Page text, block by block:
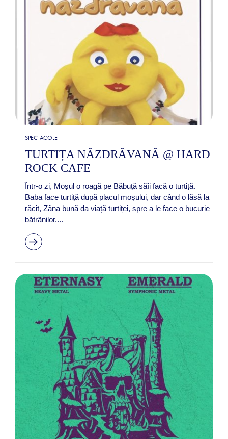
SPECTACOLE
TURTIȚA NĂZDRĂVANĂ @ HARD
ROCK CAFE
Într-o zi, Moșul o roagă pe Băbuță săîi facă o turtiță.
Baba face turtiță după placul moșului, dar când o lăsă la
răcit, Zâna bună da viață turtiței, spre a le face o bucurie
bătrânilor....